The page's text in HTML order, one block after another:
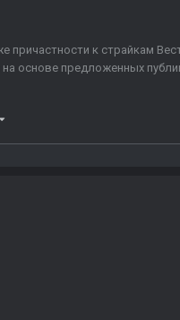
к страйкам
основе предложенных